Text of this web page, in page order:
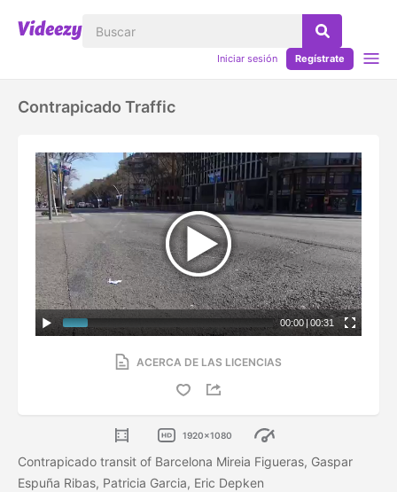
Iniciar sesión Regístrate
Contrapicado Traffic
00:00|00:31
ACERCA DE LAS LICENCIAS
1920x1080
Contrapicado transit of Barcelona Mireia Figueras, Gaspar
Espuña Ribas, Patricia Garcia, Eric Depken